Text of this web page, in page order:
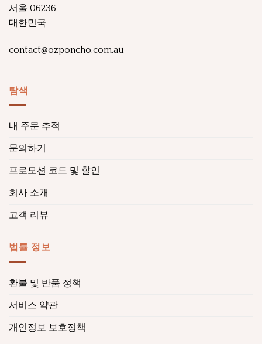
서울 06236
대한민국
contact@ozponcho.com.au
탐색
내 주문 추적
문의하기
프로모션 코드 및 할인
회사 소개
고객 리뷰
법률 정보
환불 및 반품 정책
서비스 약관
개인정보 보호정책